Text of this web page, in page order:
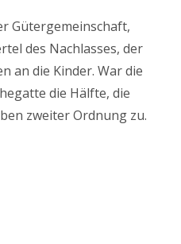
Gütergemeinschaft,
des Nachlasses, der
an die Kinder. War die
die Hälfte, die
zweiter Ordnung zu.